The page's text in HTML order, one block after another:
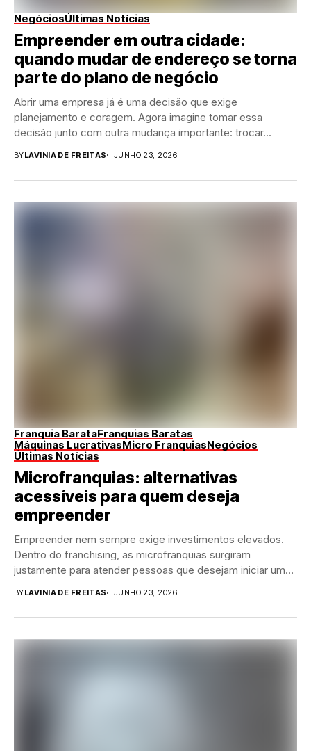
NegóciosÚltimas Notícias
Empreender em outra cidade:
quando mudar de endereço se torna
parte do plano de negócio
Abrir uma empresa já é uma decisão que exige
planejamento e coragem. Agora imagine tomar essa
decisão junto com outra mudança importante: trocar...
BYLAVINIA DE FREITAS JUNHO 23, 2026
Franquia BarataFranquias Baratas
Máquinas LucrativasMicro FranquiasNegócios
Últimas Notícias
Microfranquias: alternativas
acessíveis para quem deseja
empreender
Empreender nem sempre exige investimentos elevados.
Dentro do franchising, as microfranquias surgiram
justamente para atender pessoas que desejam iniciar um
BYLAVINIA DE FREITAS JUNHO 23, 2026